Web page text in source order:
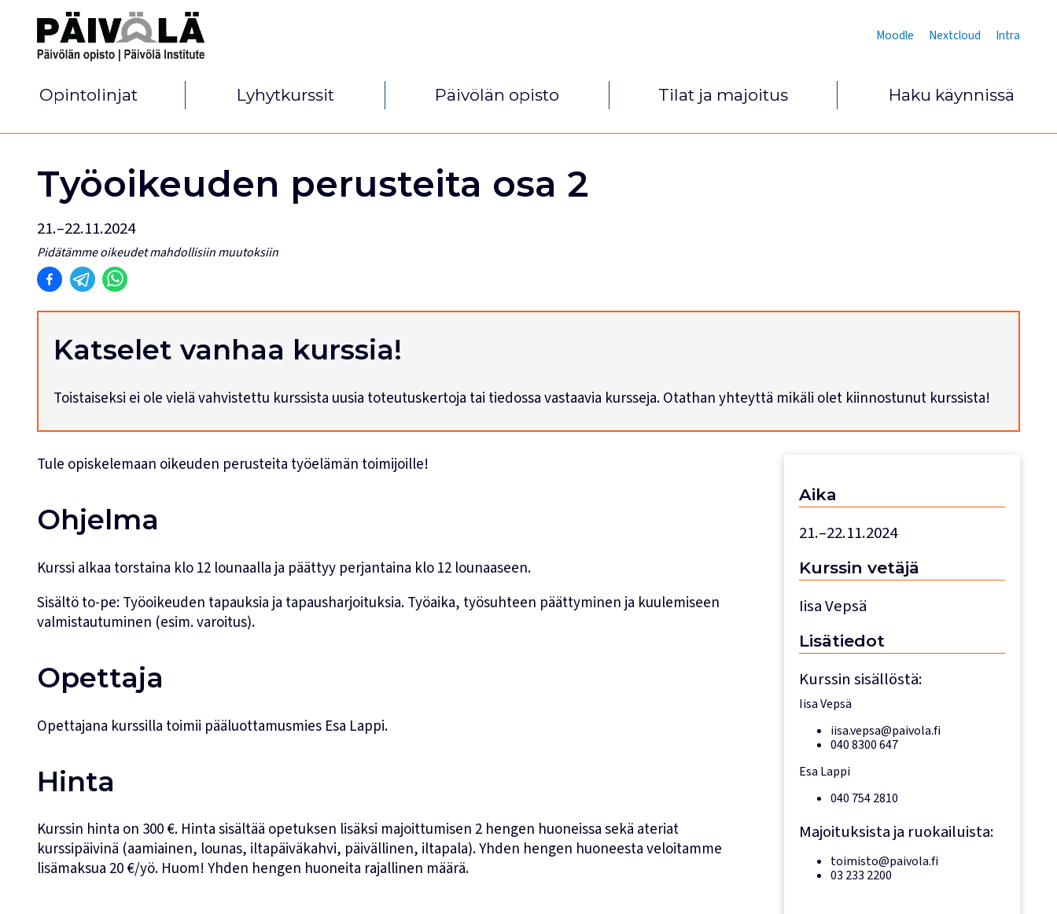
Moodle Nextcloud Intra
Opintolinjat Lyhytkurssit Päivölän opisto Tilat ja majoitus Haku käynnissä
Työoikeuden perusteita osa 2
21.–22.11.2024
Pidätämme oikeudet mahdollisiin muutoksiin
Katselet vanhaa kurssia!
Toistaiseksi ei ole vielä vahvistettu kurssista uusia toteutuskertoja tai tiedossa vastaavia kursseja. Otathan yhteyttä mikäli olet kiinnostunut kurssista!
Tule opiskelemaan oikeuden perusteita työelämän toimijoille!
Ohjelma
Kurssi alkaa torstaina klo 12 lounaalla ja päättyy perjantaina klo 12 lounaaseen.
Sisältö to-pe: Työoikeuden tapauksia ja tapausharjoituksia. Työaika, työsuhteen päättyminen ja kuulemiseen
valmistautuminen (esim. varoitus).
Opettaja
Opettajana kurssilla toimii pääluottamusmies Esa Lappi.
Hinta
Kurssin hinta on 300 €. Hinta sisältää opetuksen lisäksi majoittumisen 2 hengen huoneissa sekä ateriat
kurssipäivinä (aamiainen, lounas, iltapäiväkahvi, päivällinen, iltapala). Yhden hengen huoneesta veloitamme
lisämaksua 20 €/yö. Huom! Yhden hengen huoneita rajallinen määrä.
Aika
21.–22.11.2024
Kurssinvetäjä
Iisa Vepsä
Lisätiedot
Kurssin sisällöstä:
Iisa Vepsä
iisa.vepsa@paivola.fi
040 8300 647
Esa Lappi
040 754 2810
Majoituksista ja ruokailuista:
toimisto@paivola.fi
03 233 2200